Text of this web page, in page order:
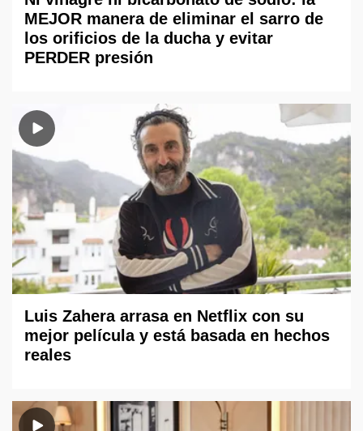
MEJOR manera de eliminar el sarro de
los orificios de la ducha y evitar
PERDER presión
Luis Zahera arrasa en Netflix con su
mejor película y está basada en hechos
reales